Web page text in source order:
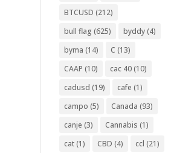
BTCUSD (212)
bull flag (625) byddy (4)
byma (14) C (13)
CAAP (10) cac 40 (10)
cadusd (19) cafe (1)
campo (5) Canada (93)
canje (3) Cannabis (1)
cat (1) CBD (4) ccl (21)